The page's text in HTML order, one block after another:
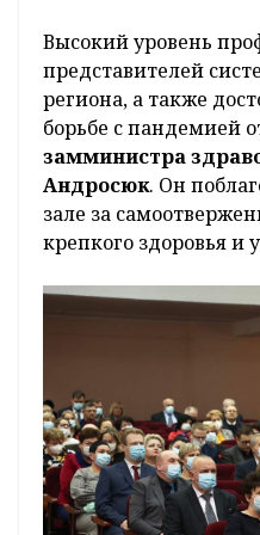
Высокий уровень
представителей
региона, а также
борьбе с пандемией
замминистра
Андросюк. Он
зале за
крепкого здоровья и